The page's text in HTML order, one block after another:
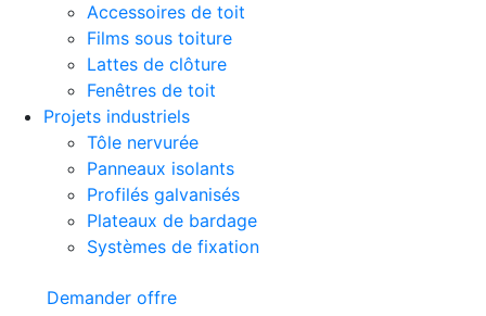
Accessoires de toit
Films sous toiture
Lattes de clôture
Fenêtres de toit
Projets industriels
Tôle nervurée
Panneaux isolants
Profilés galvanisés
Plateaux de bardage
Systèmes de fixation
Demander offre